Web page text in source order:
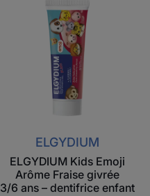
Kids
Emoji
Arôme
Fraise
givrée
3/6 ans
–
enfant
ELGYDIUM
ELGYDIUM Kids Emoji
Arôme Fraise givrée
3/6 ans – dentifrice enfant